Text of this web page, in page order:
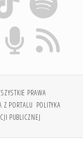
PRAWA
Z PORTALU POLITYKA
PUBLICZNEJ